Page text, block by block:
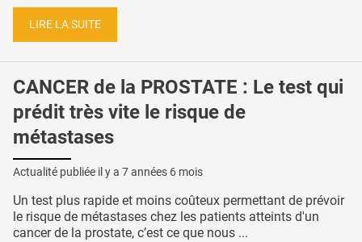
LIRE LA SUITE
CANCER de la PROSTATE : Le test qui
prédit très vite le risque de
métastases
Actualité publiée il y a 7 années 6 mois
Un test plus rapide et moins coûteux permettant de prévoir
le risque de métastases chez les patients atteints d'un
cancer de la prostate, c’est ce que nous ...